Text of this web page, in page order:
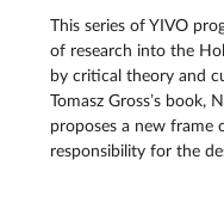
This series of YIVO
of research into the
by critical theory and
Tomasz Gross’s book,
proposes a new frame
responsibility for the